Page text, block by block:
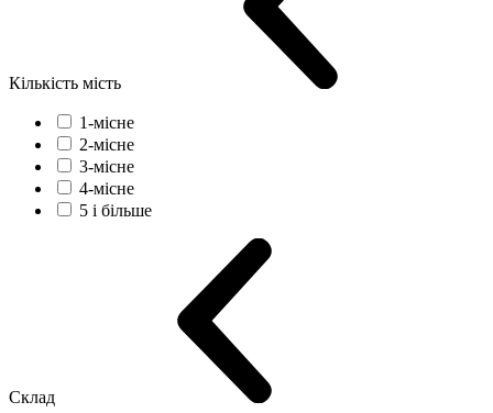
Кількість мість
1-місне
2-місне
3-місне
4-місне
5 і більше
Склад